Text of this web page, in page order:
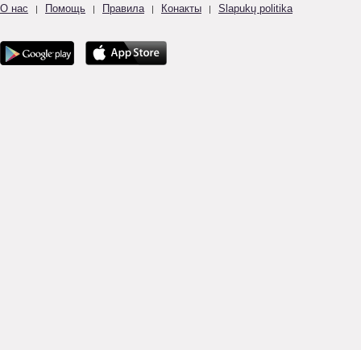
О нас | Помощь | Правила | Конакты | Slapukų politika